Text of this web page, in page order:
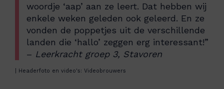
woordje ‘aap’ aan ze leert. Dat hebben wij
enkele weken geleden ook geleerd. En ze
vonden de poppetjes uit de verschillende
landen die ‘hallo’ zeggen erg interessant!”
– Leerkracht groep 3, Stavoren
| Headerfoto en video's: Videobrouwers